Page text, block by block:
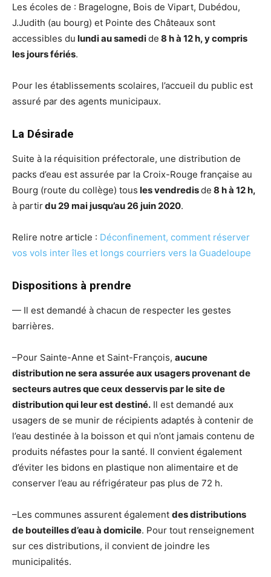
Les écoles de : Bragelogne, Bois de Vipart, Dubédou,
J.Judith (au bourg) et Pointe des Châteaux sont
accessibles du lundi au samedide 8 h à 12 h, y compris
les jours fériés.
Pour les établissements scolaires, l’accueil du public est
assuré par des agents municipaux.
La Désirade
Suite à la réquisition préfectorale, une distribution de
packs d’eau est assurée par la Croix-Rouge française au
Bourg (route du collège) tous les vendredisde 8 h à 12 h,
à partirdu 29 mai jusqu’au 26 juin 2020.
Relire notre article : Déconfinement, comment réserver
vos vols inter îles et longs courriers vers la Guadeloupe
Dispositions à prendre
— Il est demandé à chacun de respecter les gestes
barrières.
–Pour Sainte-Anne et Saint-François, aucune
distribution ne sera assurée aux usagers provenant de
secteurs autres que ceux desservis par le site de
distribution qui leur est destiné. Il est demandé aux
usagers de se munir de récipients adaptés à contenir de
l’eau destinée à la boisson et qui n’ont jamais contenu de
produits néfastes pour la santé. Il convient également
d’éviter les bidons en plastique non alimentaire et de
conserver l’eau au réfrigérateur pas plus de 72 h.
–Les communes assurent également des distributions
de bouteilles d’eau à domicile. Pour tout renseignement
sur ces distributions, il convient de joindre les
municipalités.